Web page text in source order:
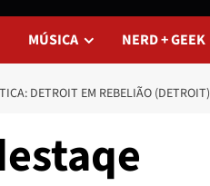
MÚSICA NERD + GEEK
DETROIT EM REBELIÃO (DETROIT)